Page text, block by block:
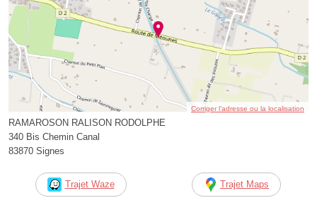
Corriger l’adresse ou la localisation
RAMAROSON RALISON RODOLPHE
340 Bis Chemin Canal
83870 Signes
Trajet Waze Trajet Maps